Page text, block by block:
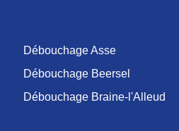
Débouchage Asse
Débouchage Beersel
Débouchage Braine-l'Alleud